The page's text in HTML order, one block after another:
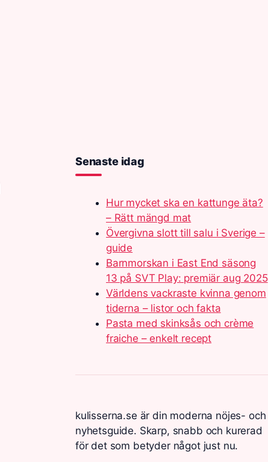
Senaste idag
Hur mycket ska en kattunge äta?
– Rätt mängd mat
Övergivna slott till salu i Sverige –
guide
Barnmorskan i East End säsong
13 på SVT Play: premiär aug 2025
Världens vackraste kvinna genom
tiderna – listor och fakta
Pasta med skinksås och crème
fraiche – enkelt recept
kulisserna.se är din moderna nöjes- och
nyhetsguide. Skarp, snabb och kurerad
för det som betyder något just nu.